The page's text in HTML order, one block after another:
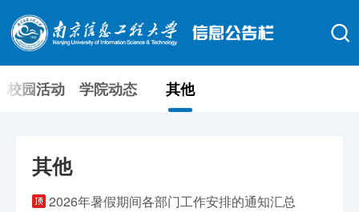
校园活动 学院动态 其他
其他
2026年暑假期间各部门工作安排的通知汇总